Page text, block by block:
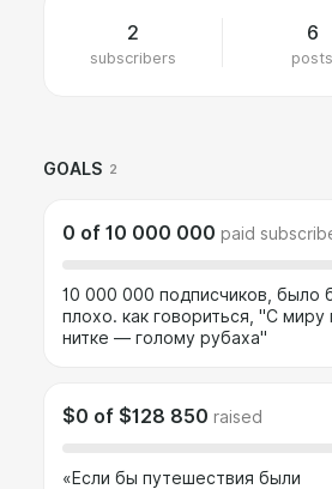
2
subscribers
6
posts
GOALS 2
0 of 10 000 000 paid
10 000 000 подписчиков, было
плохо. как говориться, "С миру
нитке — голому рубаха"
$0 of $128 850 raised
«Если бы путешествия были